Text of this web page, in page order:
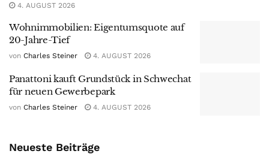
4. AUGUST 2026
Wohnimmobilien: Eigentumsquote auf
20-Jahre-Tief
von Charles Steiner 4. AUGUST 2026
Panattoni kauft Grundstück in Schwechat
für neuen Gewerbepark
von Charles Steiner 4. AUGUST 2026
Neueste Beiträge